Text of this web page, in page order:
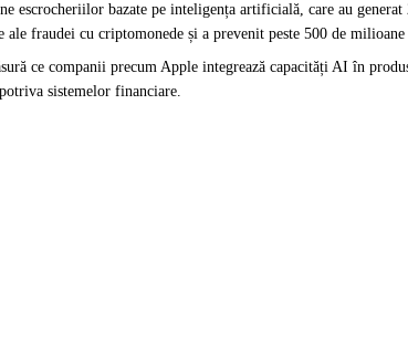
bazate pe inteligența artificială, care au generat
fraudei cu criptomonede și a prevenit peste 500 de
ce companii precum Apple integrează capacități AI în
sistemelor financiare.